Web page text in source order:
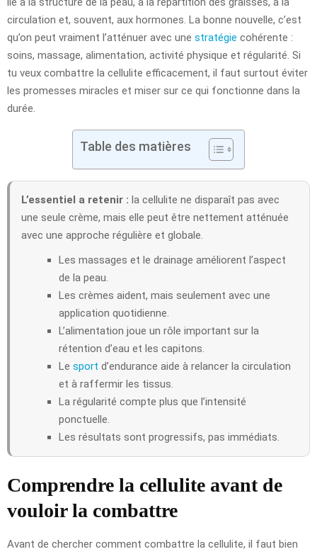
circulation et, souvent, aux hormones. La bonne nouvelle, c’est
qu’on peut vraiment l’atténuer avec une stratégie cohérente :
soins, massage, alimentation, activité physique et régularité. Si
tu veux combattre la cellulite efficacement, il faut surtout éviter
les promesses miracles et miser sur ce qui fonctionne dans la
durée.
Table des matières
L’essentiel a retenir : la cellulite ne disparaît pas avec
une seule crème, mais elle peut être nettement atténuée
avec une approche régulière et globale.
Les massages et le drainage améliorent l’aspect
de la peau.
Les crèmes aident, mais seulement avec une
application quotidienne.
L’alimentation joue un rôle important sur la
rétention d’eau et les capitons.
Le sport d’endurance aide à relancer la circulation
et à raffermir les tissus.
La régularité compte plus que l’intensité
ponctuelle.
Les résultats sont progressifs, pas immédiats.
Comprendre la cellulite avant de
vouloir la combattre
Avant de chercher comment combattre la cellulite, il faut bien